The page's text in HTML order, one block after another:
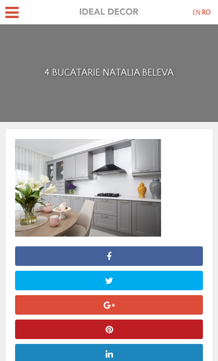
4 BUCATARIE NATALIA BELEVA
EN RO